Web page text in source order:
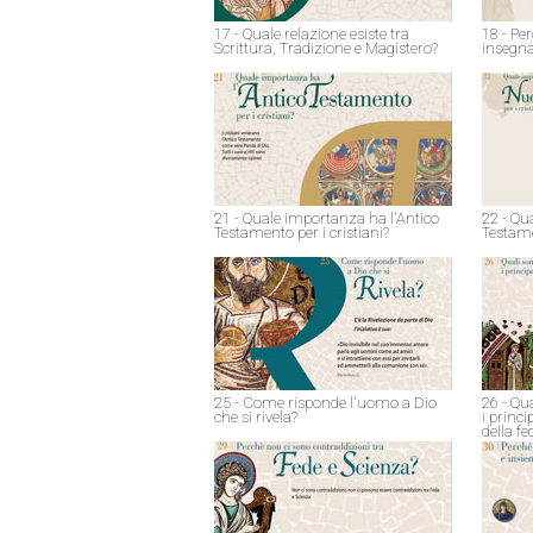
17 - Quale relazione esiste tra
Scrittura, Tradizione e Magistero?
18 -
21 - Quale importanza ha l'Antico
Testamento per i cristiani?
22 -
25 - Come risponde l'uomo a Dio
che si rivela?
26 -
i
della